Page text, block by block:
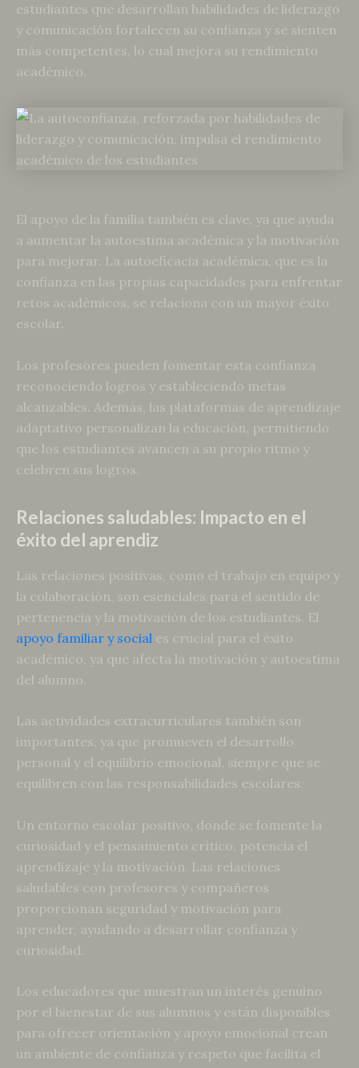
estudiantes que desarrollan habilidades de liderazgo
y comunicación fortalecen su confianza y se sienten
más competentes, lo cual mejora su rendimiento
académico.
El apoyo de la familia también es clave, ya que ayuda
a aumentar la autoestima académica y la motivación
para mejorar. La autoeficacia académica, que es la
confianza en las propias capacidades para enfrentar
retos académicos, se relaciona con un mayor éxito
escolar.
Los profesores pueden fomentar esta confianza
reconociendo logros y estableciendo metas
alcanzables. Además, las plataformas de aprendizaje
adaptativo personalizan la educación, permitiendo
que los estudiantes avancen a su propio ritmo y
celebren sus logros.
Relaciones saludables: Impacto en el
éxito del aprendiz
Las relaciones positivas, como el trabajo en equipo y
la colaboración, son esenciales para el sentido de
pertenencia y la motivación de los estudiantes. El
apoyo familiar y social es crucial para el éxito
académico, ya que afecta la motivación y autoestima
del alumno.
Las actividades extracurriculares también son
importantes, ya que promueven el desarrollo
personal y el equilibrio emocional, siempre que se
equilibren con las responsabilidades escolares.
Un entorno escolar positivo, donde se fomente la
curiosidad y el pensamiento crítico, potencia el
aprendizaje y la motivación. Las relaciones
saludables con profesores y compañeros
proporcionan seguridad y motivación para
aprender, ayudando a desarrollar confianza y
curiosidad.
Los educadores que muestran un interés genuino
por el bienestar de sus alumnos y están disponibles
para ofrecer orientación y apoyo emocional crean
un ambiente de confianza y respeto que facilita el